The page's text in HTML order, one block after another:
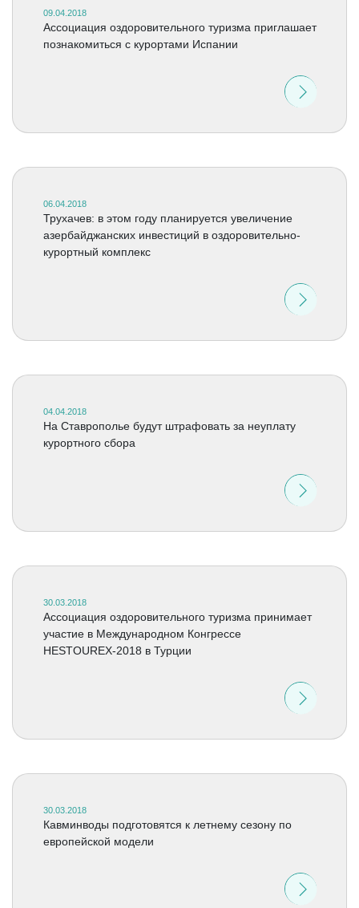
09.04.2018
Ассоциация оздоровительного туризма приглашает
познакомиться с курортами Испании
06.04.2018
Трухачев: в этом году планируется увеличение
азербайджанских инвестиций в оздоровительно-
курортный комплекс
04.04.2018
На Ставрополье будут штрафовать за неуплату
курортного сбора
30.03.2018
Ассоциация оздоровительного туризма принимает
участие в Международном Конгрессе
HESTOUREX-2018 в Турции
30.03.2018
Кавминводы подготовятся к летнему сезону по
европейской модели